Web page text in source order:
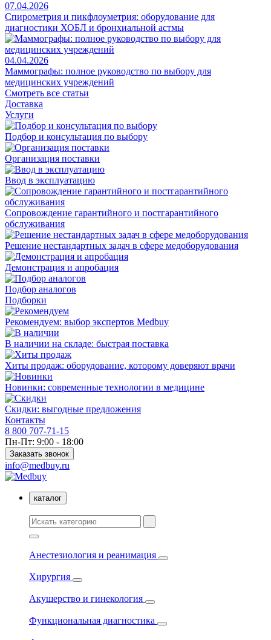
07.04.2026
Спирометрия и пикфлоуметрия: оборудование для
диагностики ХОБЛ и бронхиальной астмы
04.04.2026
Маммографы: полное руководство по выбору для
медицинских учреждений
Смотреть все статьи
Доставка
Услуги
Подбор и консультация по выбору
Организация поставки
Ввод в эксплуатацию
Сопровождение гарантийного и постгарантийного
обслуживания
Решение нестандартных задач в сфере медоборудования
Демонстрация и апробация
Подбор аналогов
Подборки
Рекомендуем: выбор экспертов Medbuy
В наличии на складе: быстрая поставка
Хиты продаж: оборудование, которому доверяют врачи
Новинки: современные технологии в медицине
Скидки: выгодные предложения
Контакты
8 800 707-71-15
Пн-Пт: 9:00 - 18:00
Заказать звонок
info@medbuy.ru
каталог
Анестезиология и реанимация
Хирургия
Акушерство и гинекология
Функциональная диагностика